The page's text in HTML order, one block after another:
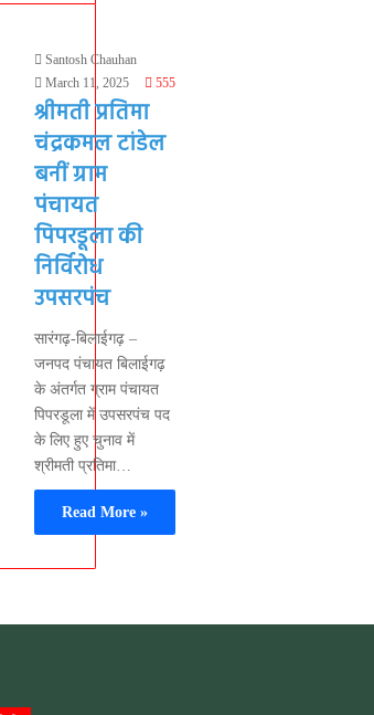
Santosh Chauhan
March 11, 2025
555
श्रीमती प्रतिमा
चंद्रकमल टांडेल
बनीं ग्राम
पंचायत
पिपरडूला की
निर्विरोध
उपसरपंच
सारंगढ़-बिलाईगढ़ –
जनपद पंचायत बिलाईगढ़
के अंतर्गत ग्राम पंचायत
पिपरडूला में उपसरपंच पद
के लिए हुए चुनाव में
श्रीमती प्रतिमा…
Read More »